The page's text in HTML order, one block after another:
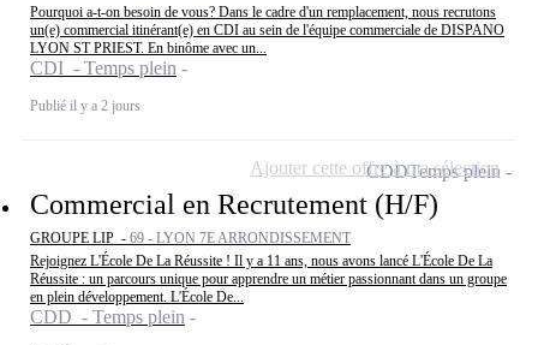
Pourquoi a-t-on besoin de vous? Dans le cadre d'un remplacement, nous recrutons
un(e) commercial itinérant(e) en CDI au sein de l'équipe commerciale de DISPANO
LYON ST PRIEST. En binôme avec un...
CDI - Temps plein
Publié il y a 2 jours
Commercial en Recrutement (H/F)
GROUPE LIP - 69 - LYON 7E ARRONDISSEMENT
Rejoignez L'École De La Réussite ! Il y a 11 ans, nous avons lancé L'École De La
Réussite : un parcours unique pour apprendre un métier passionnant dans un groupe
en plein développement. L'École De...
CDD - Temps plein
CDDTemps plein
Ajouter cette offre à ma sélection